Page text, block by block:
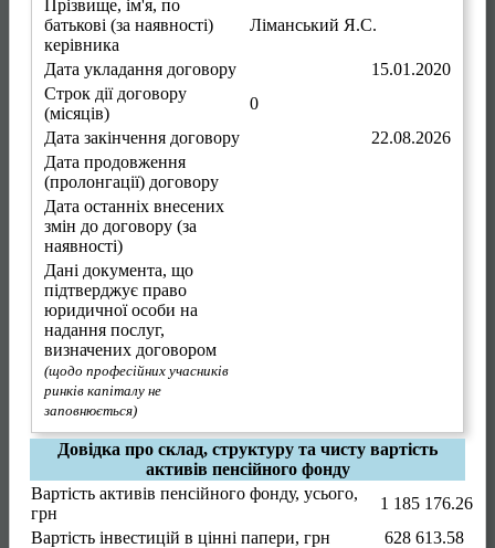
Прізвище, ім'я, по
батькові (за наявності)
керівника
Ліманський Я.С.
Дата укладання договору
15.01.2020
Строк дії договору
(місяців)
0
Дата закінчення договору
22.08.2026
Дата продовження
(пролонгації) договору
Дата останніх внесених
змін до договору (за
наявності)
Дані документа, що
підтверджує право
юридичної особи на
надання послуг,
визначених договором
(щодо професійних учасників
ринків капіталу не
заповнюється)
Довідка про склад, структуру та чисту вартість
активів пенсійного фонду
Вартість активів пенсійного фонду, усього,
грн
1 185 176.26
Вартість інвестицій в цінні папери, грн
628 613.58